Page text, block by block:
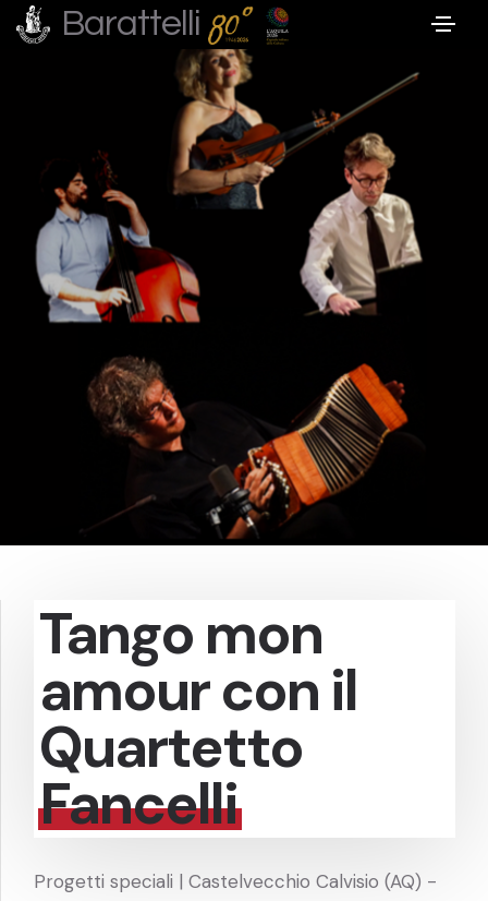
Barattelli
Tango mon
amour con il
Quartetto
Fancelli
Progetti speciali | Castelvecchio Calvisio (AQ) -